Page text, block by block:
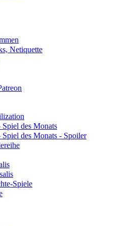
Netiquette
des Monats
des Monats - Spoiler
Spiele